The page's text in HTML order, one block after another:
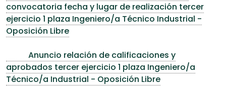
convocatoria fecha y lugar de realización tercer
ejercicio 1 plaza Ingeniero/a Técnico Industrial -
Oposición Libre
Anuncio relación de calificaciones y
aprobados tercer ejercicio 1 plaza Ingeniero/a
Técnico/a Industrial - Oposición Libre